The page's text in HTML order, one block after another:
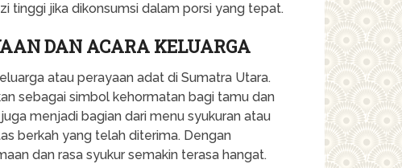
tinggi jika dikonsumsi dalam porsi yang tepat.
DAN ACARA KELUARGA
atau perayaan adat di Sumatra Utara.
sebagai simbol kehormatan bagi tamu dan
menjadi bagian dari menu syukuran atau
berkah yang telah diterima. Dengan
dan rasa syukur semakin terasa hangat.